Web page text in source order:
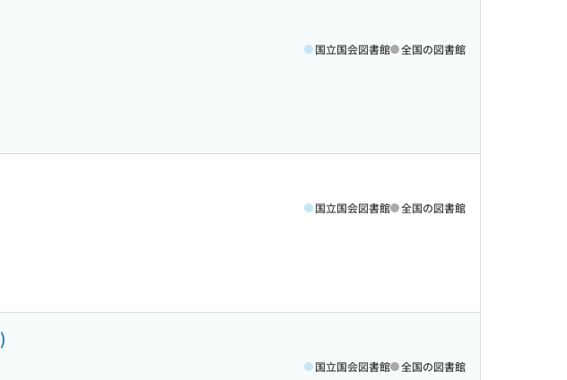
国立国会図書館 全国の図書館
国立国会図書館 全国の図書館
)
国立国会図書館 全国の図書館